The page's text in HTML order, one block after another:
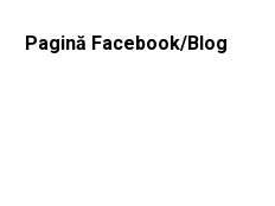
Pagină Facebook/Blog